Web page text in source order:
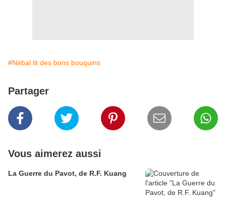
#Nébal lit des bons bouquins
Partager
Vous aimerez aussi
La Guerre du Pavot, de R.F. Kuang